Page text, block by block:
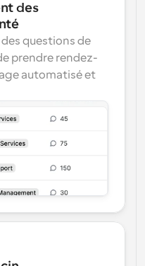
des
questions de
prendre rendez-
automatisé et